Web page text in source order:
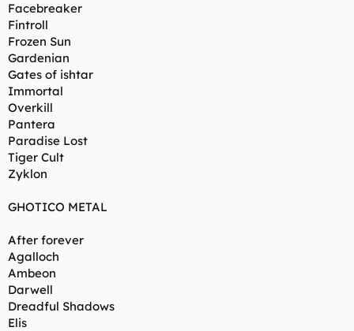
Facebreaker
Fintroll
Frozen Sun
Gardenian
Gates of ishtar
Immortal
Overkill
Pantera
Paradise Lost
Tiger Cult
Zyklon
GHOTICO METAL
After forever
Agalloch
Ambeon
Darwell
Dreadful Shadows
Elis